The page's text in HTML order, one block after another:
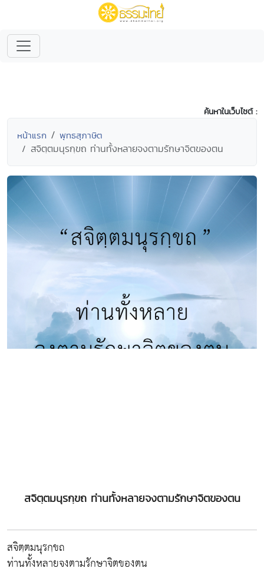
ค้นหาในเว็บไซต์ :
หน้าแรก พุทธสุภาษิต
สจิตฺตมนุรกฺขถ ท่านทั้งหลายจงตามรักษาจิตของตน
สจิตฺตมนุรกฺขถ ท่านทั้งหลายจงตามรักษาจิตของตน
สจิตฺตมนุรกฺขถ
ท่านทั้งหลายจงตามรักษาจิตของตน